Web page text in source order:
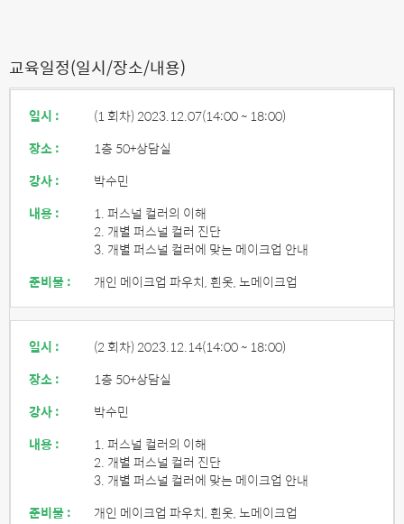
교육일정(일시/장소/내용)
일시 : (1 회차) 2023.12.07(14:00 ~ 18:00)
장소 :
1층 50+상담실
강사 :
박수민
내용 :
1. 퍼스널 컬러의 이해
2. 개별 퍼스널 컬러 진단
3. 개별 퍼스널 컬러에 맞는 메이크업 안내
준비물 :
개인 메이크업 파우치, 흰옷, 노메이크업
일시 : (2 회차) 2023.12.14(14:00 ~ 18:00)
장소 :
1층 50+상담실
강사 :
박수민
내용 :
1. 퍼스널 컬러의 이해
2. 개별 퍼스널 컬러 진단
3. 개별 퍼스널 컬러에 맞는 메이크업 안내
준비물 :
개인 메이크업 파우치, 흰옷, 노메이크업